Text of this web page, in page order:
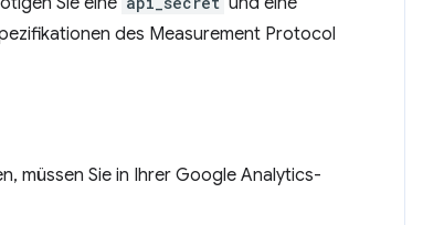
des Measurement Protocol
müssen Sie in Ihrer Google Analytics-